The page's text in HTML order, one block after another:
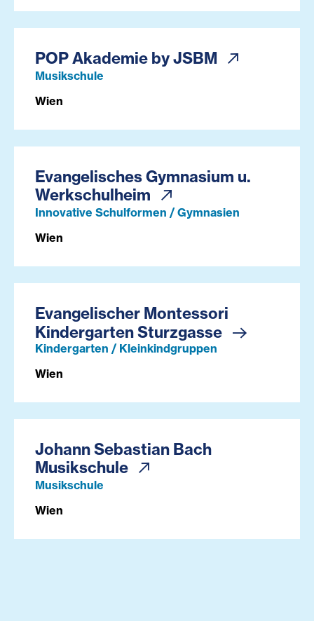
POP Akademie by JSBM
Musikschule
Wien
Evangelisches Gymnasium u.
Werkschulheim
Innovative Schulformen / Gymnasien
Wien
Evangelischer Montessori
Kindergarten Sturzgasse
Kindergarten / Kleinkindgruppen
Wien
Johann Sebastian Bach
Musikschule
Musikschule
Wien